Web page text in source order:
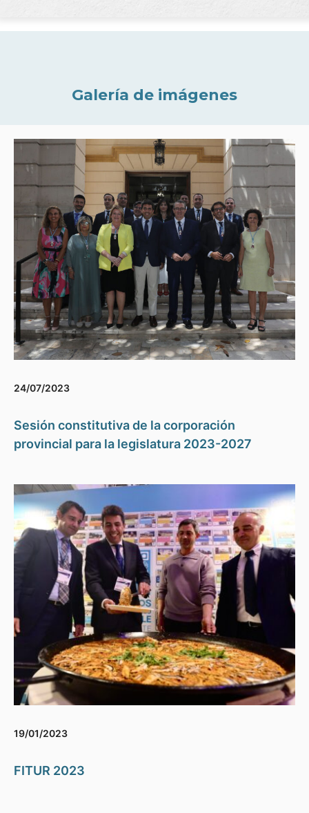
Galería de imágenes
24/07/2023
Sesión constitutiva de la corporación
provincial para la legislatura 2023-2027
19/01/2023
FITUR 2023